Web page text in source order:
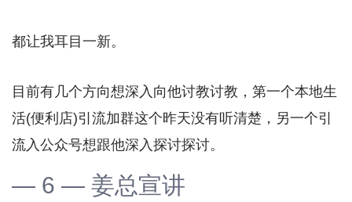
都让我耳目一新。
目前有几个方向想深入向他讨教讨教，第一个本地生
活(便利店)引流加群这个昨天没有听清楚，另一个引
流入公众号想跟他深入探讨探讨。
— 6 — 姜总宣讲